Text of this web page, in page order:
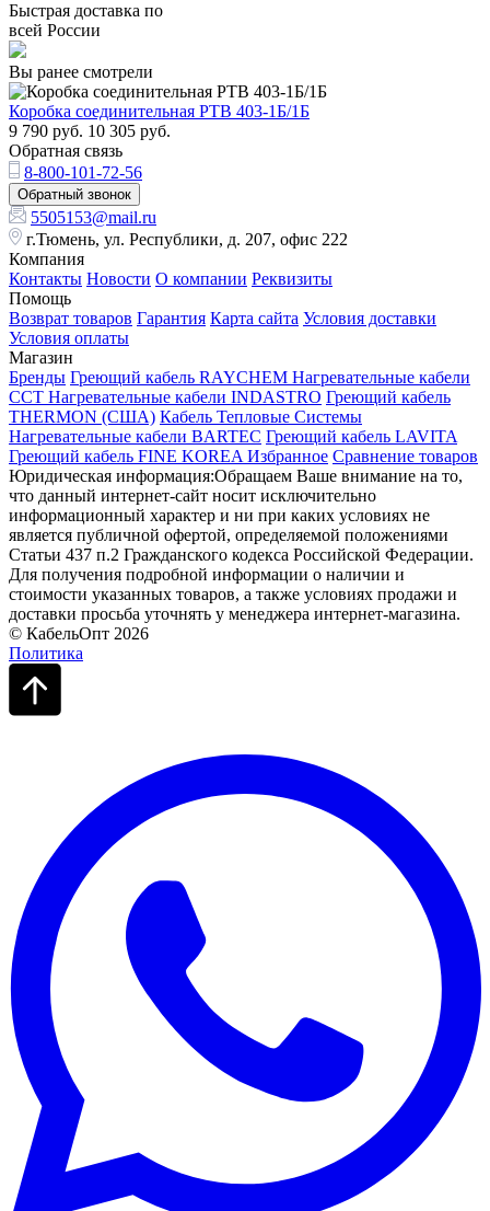
Быстрая доставка по
всей России
Вы ранее смотрели
Коробка соединительная РТВ 403-1Б/1Б
9 790 руб. 10 305 руб.
Обратная связь
8-800-101-72-56
Обратный звонок
5505153@mail.ru
г.Тюмень, ул. Республики, д. 207, офис 222
Компания
Контакты Новости О компании Реквизиты
Помощь
Возврат товаров Гарантия Карта сайта Условия доставки
Условия оплаты
Магазин
Бренды Греющий кабель RAYCHEM Нагревательные кабели
ССТ Нагревательные кабели INDASTRO Греющий кабель
THERMON (США) Кабель Тепловые Системы
Нагревательные кабели BARTEC Греющий кабель LAVITA
Греющий кабель FINE KOREA Избранное Сравнение товаров
Юридическая информация:Обращаем Ваше внимание на то,
что данный интернет-сайт носит исключительно
информационный характер и ни при каких условиях не
является публичной офертой, определяемой положениями
Статьи 437 п.2 Гражданского кодекса Российской Федерации.
Для получения подробной информации о наличии и
стоимости указанных товаров, а также условиях продажи и
доставки просьба уточнять у менеджера интернет-магазина.
© КабельОпт 2026
Политика